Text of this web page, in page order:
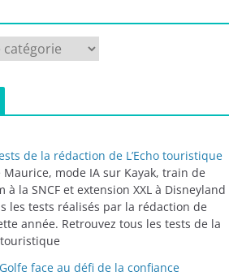
de la rédaction de L’Echo touristique
Maurice, mode IA sur Kayak, train de
à la SNCF et extension XXL à Disneyland
les tests réalisés par la rédaction de
année. Retrouvez tous les tests de la
touristique
face au défi de la confiance